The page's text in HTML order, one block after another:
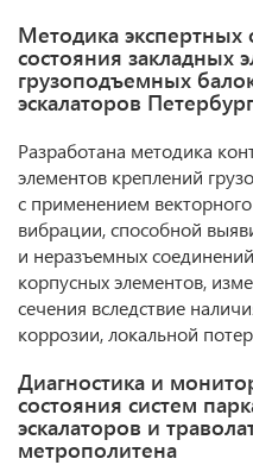
Методика экспертных
состояния закладных
грузоподъемных
эскалаторов
Разработана методика
элементов креплений
с применением
вибрации, способной
и неразъемных
корпусных элементов,
сечения вследствие
коррозии, локальной
Диагностика и
состояния систем
эскалаторов и
метрополитена